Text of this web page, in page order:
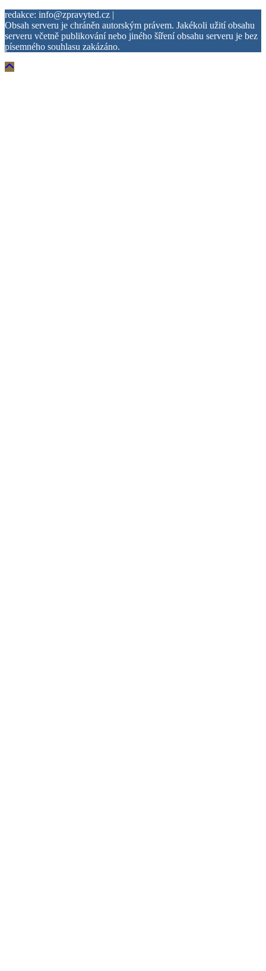
redakce: info@zpravyted.cz |
Obsah serveru je chráněn autorským právem. Jakékoli užití obsahu
serveru včetně publikování nebo jiného šíření obsahu serveru je bez
písemného souhlasu zakázáno.